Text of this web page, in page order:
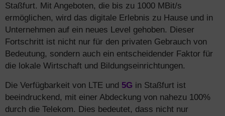
Staßfurt. Mit Angeboten, die bis zu 1000 MBit/s
ermöglichen, wird das digitale Erlebnis zu Hause und in
Unternehmen auf ein neues Level gehoben. Dieser
Fortschritt ist nicht nur für den privaten Gebrauch von
Bedeutung, sondern auch ein entscheidender Faktor für
die lokale Wirtschaft und Bildungseinrichtungen.
Die Verfügbarkeit von LTE und 5G in Staßfurt ist
beeindruckend, mit einer Abdeckung von nahezu 100%
durch die Telekom. Dies bedeutet, dass nicht nur